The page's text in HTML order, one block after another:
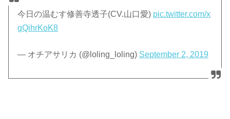
今日の温むす修善寺透子(CV.山口愛) pic.twitter.com/x
gQihrKoK8
— オチアサリカ (@loling_loling) September 2, 2019